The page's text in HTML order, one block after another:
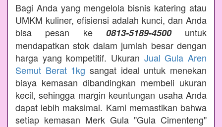
Bagi Anda yang mengelola bisnis katering atau
UMKM kuliner, efisiensi adalah kunci, dan Anda
bisa pesan ke 0813-5189-4500untuk
mendapatkan stok dalam jumlah besar dengan
harga yang kompetitif. Ukuran Jual Gula Aren
Semut Berat 1kg sangat ideal untuk menekan
biaya kemasan dibandingkan membeli ukuran
kecil, sehingga margin keuntungan usaha Anda
dapat lebih maksimal. Kami memastikan bahwa
setiap kemasan Merk Gula "Gula Cimenteng"